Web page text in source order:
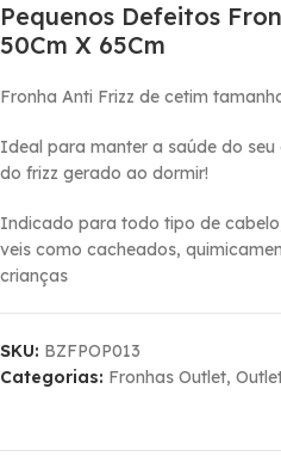
Pequenos Defeitos
50Cm X 65Cm
Fronha Anti Frizz de cetim
Ideal para manter a saúde do
do frizz gerado ao dormir!
Indicado para todo tipo de
veis como cacheados,
crianças
SKU: BZFPOP013
Categorias: Fronhas Outlet,